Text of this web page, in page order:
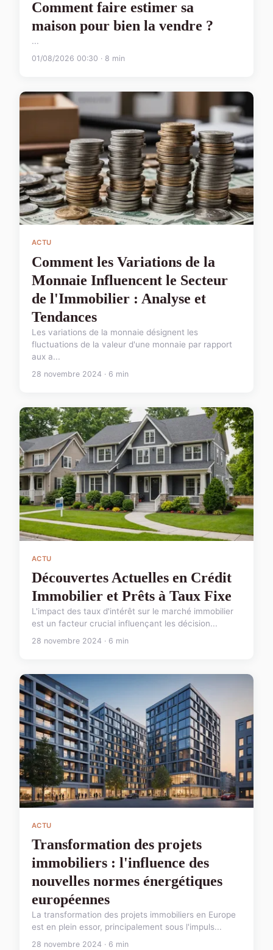
Comment faire estimer sa
maison pour bien la vendre ?
...
01/08/2026 00:30 · 8 min
ACTU
Comment les Variations de la
Monnaie Influencent le Secteur
de l'Immobilier : Analyse et
Tendances
Les variations de la monnaie désignent les
fluctuations de la valeur d'une monnaie par rapport
aux a...
28 novembre 2024 · 6 min
ACTU
Découvertes Actuelles en Crédit
Immobilier et Prêts à Taux Fixe
L'impact des taux d'intérêt sur le marché immobilier
est un facteur crucial influençant les décision...
28 novembre 2024 · 6 min
ACTU
Transformation des projets
immobiliers : l'influence des
nouvelles normes énergétiques
européennes
La transformation des projets immobiliers en Europe
est en plein essor, principalement sous l'impuls...
28 novembre 2024 · 6 min